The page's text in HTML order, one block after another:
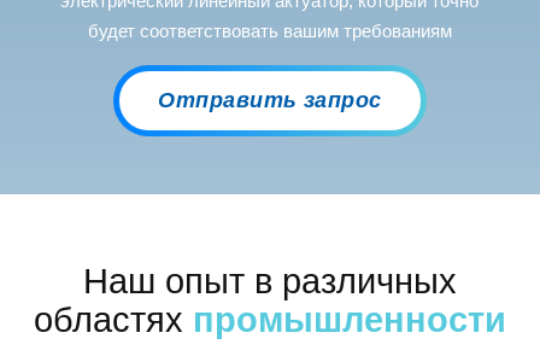
будет соответствовать вашим требованиям
Отправить запрос
Наш опыт в различных
областях промышленности